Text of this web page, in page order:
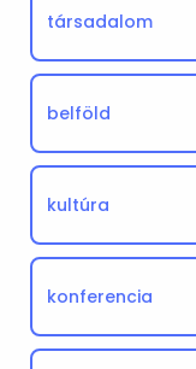
társadalom
belföld
kultúra
konferencia